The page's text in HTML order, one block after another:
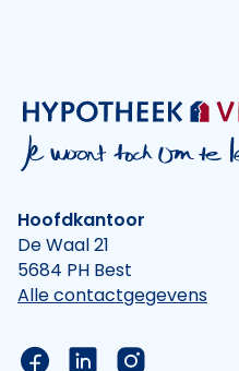
Hoofdkantoor
De Waal 21
5684 PH Best
Alle contactgegevens
Link naar de
Link naar de
Link naar